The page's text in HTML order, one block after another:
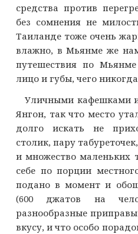
средства против
без сомнения не
Таиланде тоже очень
влажно, в Мьянме же
путешествия по
лицо и губы, чего
Уличными кафешками
Янгон, так что место
долго искать не
столик, пару
и множество маленьких
себе по порции
подано в момент и
(600 джатов на
разнообразные
вкусу, и что особо